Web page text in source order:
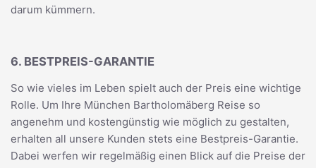
darum kümmern.
6. BESTPREIS-GARANTIE
So wie vieles im Leben spielt auch der Preis eine wichtige
Rolle. Um Ihre München Bartholomäberg Reise so
angenehm und kostengünstig wie möglich zu gestalten,
erhalten all unsere Kunden stets eine Bestpreis-Garantie.
Dabei werfen wir regelmäßig einen Blick auf die Preise der